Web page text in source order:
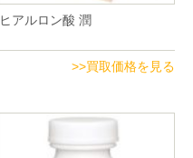
ヒアルロン酸 潤
>>買取価格を見る